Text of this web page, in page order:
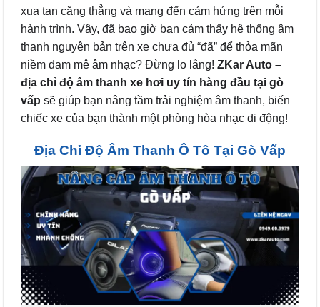
xua tan căng thẳng và mang đến cảm hứng trên mỗi
hành trình. Vậy, đã bao giờ bạn cảm thấy hệ thống âm
thanh nguyên bản trên xe chưa đủ “đã” để thỏa mãn
niềm đam mê âm nhạc? Đừng lo lắng! ZKar Auto –
địa chỉ độ âm thanh xe hơi uy tín hàng đầu tại gò
vấp sẽ giúp bạn nâng tầm trải nghiệm âm thanh, biến
chiếc xe của bạn thành một phòng hòa nhạc di động!
Địa Chỉ Độ Âm Thanh Ô Tô Tại Gò Vấp